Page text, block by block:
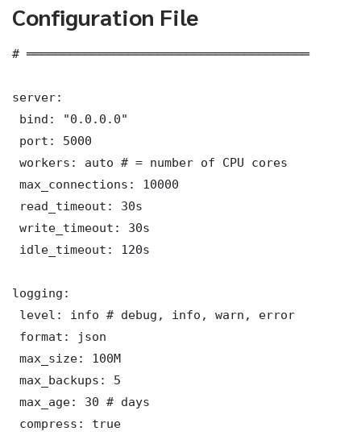
Configuration File
# ═══════════════════════════════════════
server:
bind: "0.0.0.0"
port: 5000
workers: auto # = number of CPU cores
max_connections: 10000
read_timeout: 30s
write_timeout: 30s
idle_timeout: 120s
logging:
level: info # debug, info, warn, error
format: json
max_size: 100M
max_backups: 5
max_age: 30 # days
compress: true